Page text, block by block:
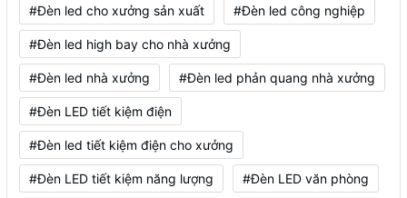
#Đèn led cho xưởng sản xuất #Đèn led công nghiệp
#Đèn led high bay cho nhà xưởng
#Đèn led nhà xưởng #Đèn led phản quang nhà xưởng
#Đèn LED tiết kiệm điện
#Đèn led tiết kiệm điện cho xưởng
#Đèn LED tiết kiệm năng lượng #Đèn LED văn phòng